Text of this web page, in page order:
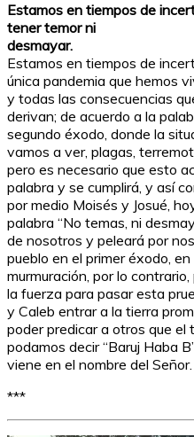
Estamos en tiempos de
tener temor ni
desmayar.
Estamos en tiempos de
única pandemia que hemos
y todas las consecuencias
derivan; de acuerdo a la
segundo éxodo, donde la
vamos a ver, plagas,
pero es necesario que esto
palabra y se cumplirá, y así
por medio Moisés y Josué,
palabra “No temas, ni
de nosotros y peleará por
pueblo en el primer éxodo,
murmuración, por lo
la fuerza para pasar esta
y Caleb entrar a la tierra
poder predicar a otros que
podamos decir “Baruj Haba
viene en el nombre del Señor.
***